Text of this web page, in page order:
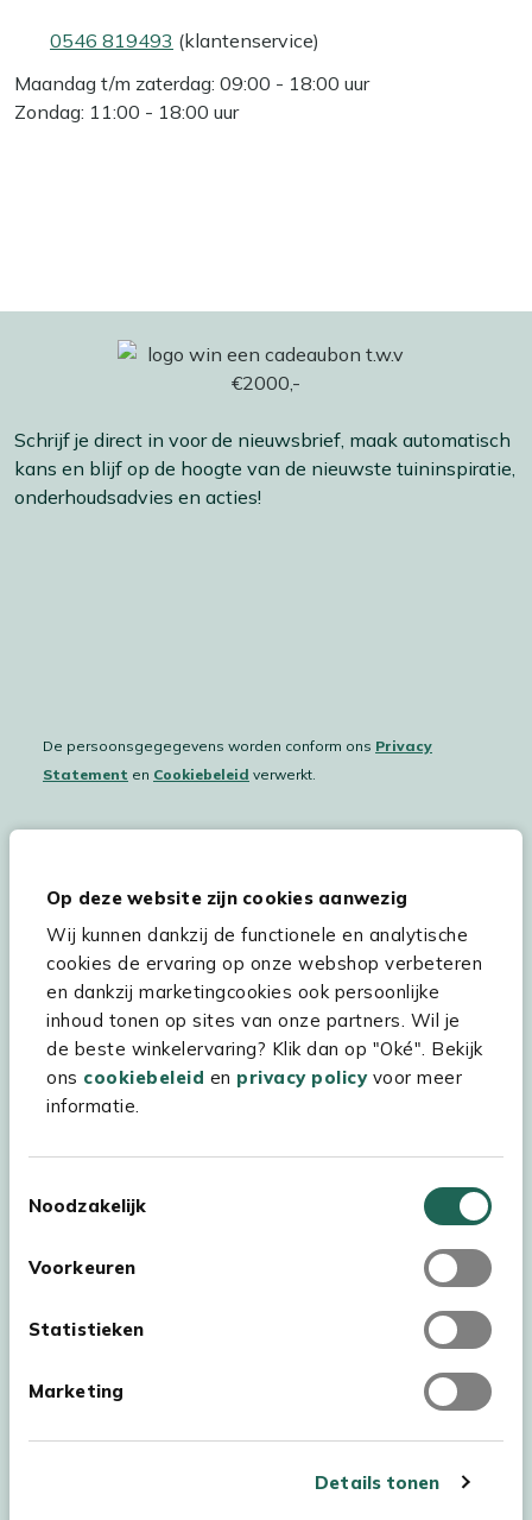
Op deze website zijn cookies aanwezig
Wij kunnen dankzij de functionele en analytische
cookies de ervaring op onze webshop verbeteren
en dankzij marketingcookies ook persoonlijke
inhoud tonen op sites van onze partners. Wil je
de beste winkelervaring? Klik dan op "Oké". Bekijk
ons cookiebeleid en privacy policyvoor meer
informatie.
Noodzakelijk
Voorkeuren
Statistieken
Marketing
Details tonen
0546 819493 (klantenservice)
Maandag t/m zaterdag: 09:00 - 18:00 uur
Zondag: 11:00 - 18:00 uur
Schrijf je direct in voor de nieuwsbrief, maak automatisch
kans en blijf op de hoogte van de nieuwste tuininspiratie,
onderhoudsadvies en acties!
De persoonsgegegevens worden conform ons Privacy
Statement en Cookiebeleid verwerkt.
Hulp & service
Assortiment
Kees Smit Tuinmeubelen
Experience Stores XXL